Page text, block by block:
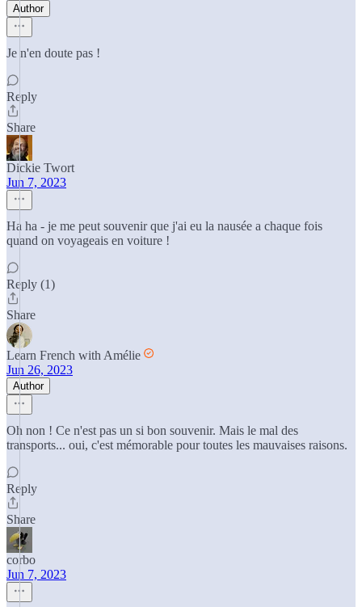
Author
Je n'en doute pas !
Reply
Share
Dickie Twort
Jun 7, 2023
Ha ha - je me peut souvenir que j'ai eu la nausée a chaque fois
quand on voyageais en voiture !
Reply (1)
Share
Learn French with Amélie
Jun 26, 2023
Author
Oh non ! Ce n'est pas un si bon souvenir. Mais le mal des
transports... oui, c'est mémorable pour toutes les mauvaises raisons.
Reply
Share
corbo
Jun 7, 2023